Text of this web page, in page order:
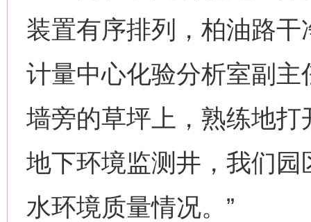
装置有序排列，柏油路
计量中心化验分析室副
墙旁的草坪上，熟练地打
地下环境监测井，我们
水环境质量情况。”